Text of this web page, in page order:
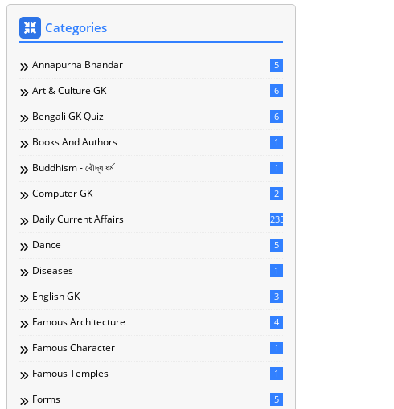
Categories
Annapurna Bhandar 5
Art & Culture GK 6
Bengali GK Quiz 6
Books And Authors 1
Buddhism - বৌদ্ধ ধর্ম 1
Computer GK 2
Daily Current Affairs 235
Dance 5
Diseases 1
English GK 3
Famous Architecture 4
Famous Character 1
Famous Temples 1
Forms 5